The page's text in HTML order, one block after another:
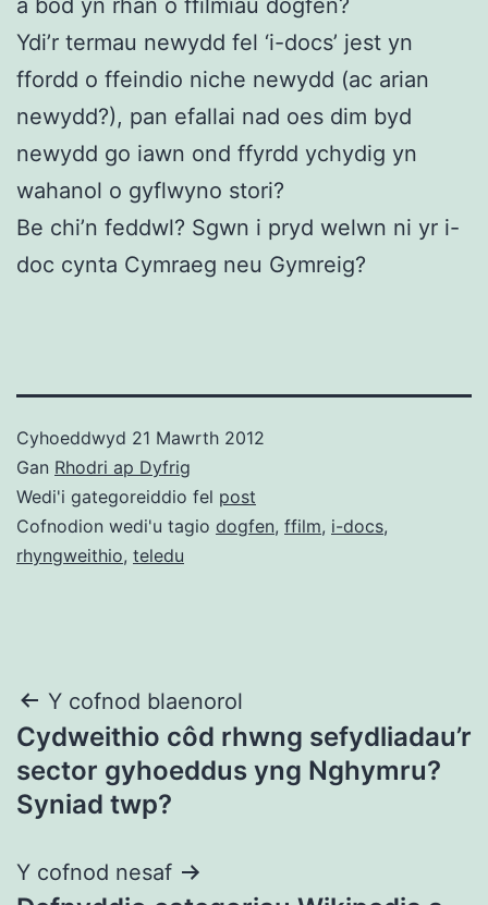
Ydi’r termau newydd fel ‘i-docs’ jest yn
ffordd o ffeindio niche newydd (ac arian
newydd?), pan efallai nad oes dim byd
newydd go iawn ond ffyrdd ychydig yn
wahanol o gyflwyno stori?
Be chi’n feddwl? Sgwn i pryd welwn ni yr i-
doc cynta Cymraeg neu Gymreig?
Cyhoeddwyd 21 Mawrth 2012
Gan Rhodri ap Dyfrig
Wedi'i gategoreiddio fel post
Cofnodion wedi'u tagio dogfen, ffilm, i-docs,
rhyngweithio, teledu
Llywio
cofnod
Y cofnod blaenorol
Cydweithio côd rhwng sefydliadau’r
sector gyhoeddus yng Nghymru?
Syniad twp?
Y cofnod nesaf